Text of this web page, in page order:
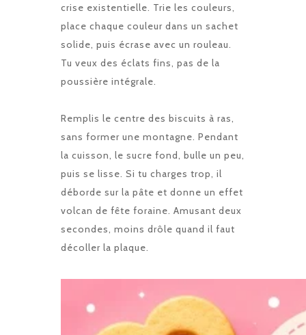
crise existentielle. Trie les couleurs,
place chaque couleur dans un sachet
solide, puis écrase avec un rouleau.
Tu veux des éclats fins, pas de la
poussière intégrale.
Remplis le centre des biscuits à ras,
sans former une montagne. Pendant
la cuisson, le sucre fond, bulle un peu,
puis se lisse. Si tu charges trop, il
déborde sur la pâte et donne un effet
volcan de fête foraine. Amusant deux
secondes, moins drôle quand il faut
décoller la plaque.